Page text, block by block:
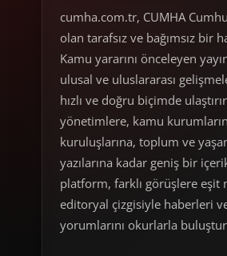
cumha.com.tr, CUMHA
olan tarafsız ve bağımsız bir
Kamu yararını önceleyen
ulusal ve uluslararası
hızlı ve doğru biçimde
yönetimlere, kamu
kuruluşlarına, toplum ve
yazılarına kadar geniş bir
platform, farklı görüşlere eşit
editoryal çizgisiyle haberleri
yorumlarını okurlarla